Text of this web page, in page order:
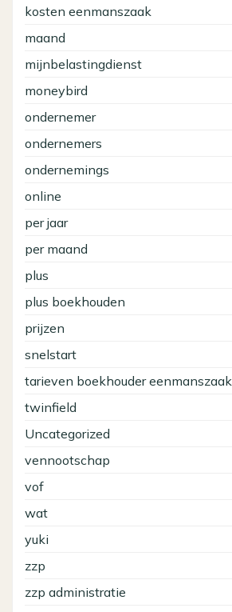
kosten eenmanszaak
maand
mijnbelastingdienst
moneybird
ondernemer
ondernemers
ondernemings
online
per jaar
per maand
plus
plus boekhouden
prijzen
snelstart
tarieven boekhouder eenmanszaak
twinfield
Uncategorized
vennootschap
vof
wat
yuki
zzp
zzp administratie